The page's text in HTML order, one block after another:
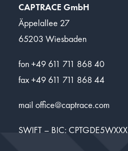
CAPTRACE GmbH
Äppelallee 27
65203 Wiesbaden
fon +49 611 711 868 40
fax +49 611 711 868 44
mail office@captrace.com
SWIFT – BIC: CPTGDE5WXXX